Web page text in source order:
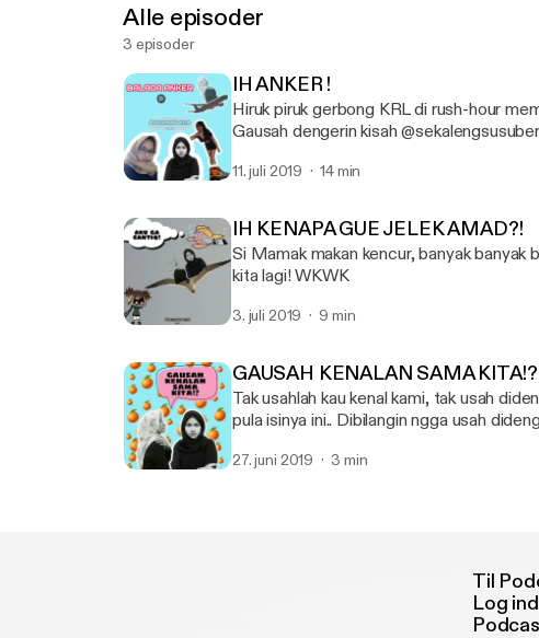
Alle episoder
3 episoder
IH ANKER !
Hiruk piruk gerbong KRL di rush-hour
Gausah dengerin kisah
mana si @rahmahameh lagi tugas negara
11. juli 2019 14 min
IH KENAPA GUE JELEK AMAD?!
Si Mamak makan kencur, banyak banyak
kita lagi! WKWK
3. juli 2019 9 min
GAUSAH KENALAN SAMA KITA!?
Tak usahlah kau kenal kami, tak usah
pula isinya ini.. Dibilangin ngga usah
27. juni 2019 3 min
Til
Log